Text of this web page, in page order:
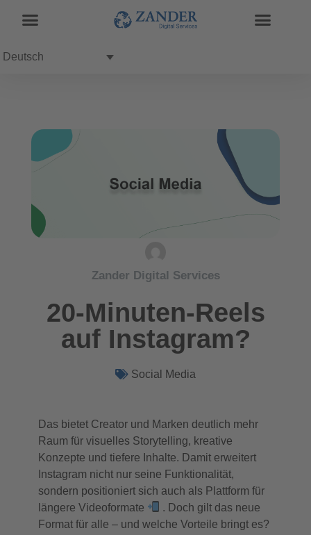
Deutsch
Zander Digital Services
20-Minuten-Reels
auf Instagram?
Social Media
Das bietet Creator und Marken deutlich mehr
Raum für visuelles Storytelling, kreative
Konzepte und tiefere Inhalte. Damit erweitert
Instagram nicht nur seine Funktionalität,
sondern positioniert sich auch als Plattform für
längere Videoformate
. Doch gilt das neue
Format für alle – und welche Vorteile bringt es?